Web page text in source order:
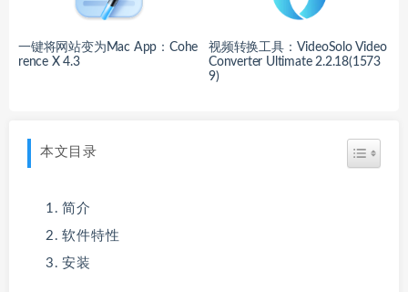
一键将网站变为Mac App：Cohe
rence X 4.3
视频转换工具：VideoSolo Video
Converter Ultimate 2.2.18(1573
9)
本文目录
简介
软件特性
安装